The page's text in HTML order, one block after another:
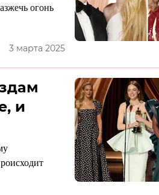
огонь
3 марта 2025
и